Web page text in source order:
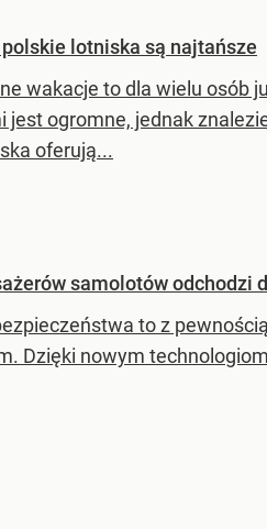
lotniska są najtańsze
wakacje to dla wielu osób
jest ogromne, jednak
oferują...
samolotów odchodzi
to z
Dzięki nowym